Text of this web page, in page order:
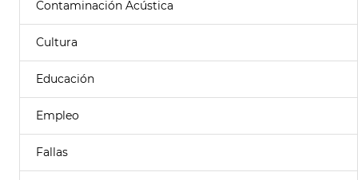
Contaminación Acústica
Cultura
Educación
Empleo
Fallas